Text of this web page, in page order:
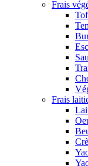
Frais
Frais